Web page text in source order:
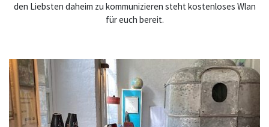
den Liebsten daheim zu kommunizieren steht kostenloses Wlan
für euch bereit.